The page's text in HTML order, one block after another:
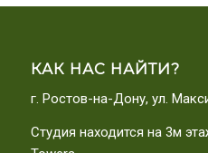
КАК НАС НАЙТИ?
г. Ростов-на-Дону, ул.
Студия находится на 3м